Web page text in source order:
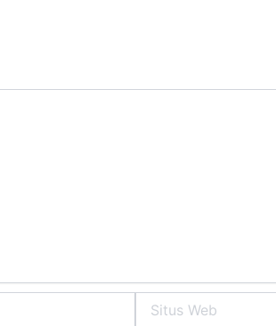
Web